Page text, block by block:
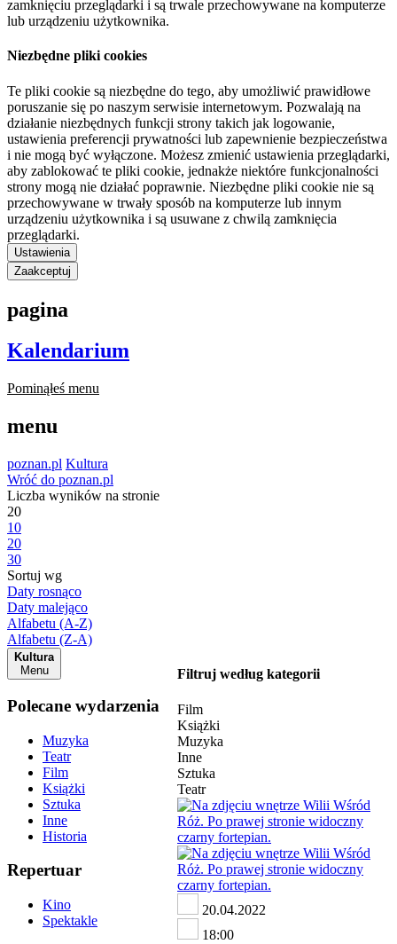
zamknięciu przeglądarki i są trwale przechowywane na komputerze
lub urządzeniu użytkownika.
Niezbędne pliki cookies
Te pliki cookie są niezbędne do tego, aby umożliwić prawidłowe
poruszanie się po naszym serwisie internetowym. Pozwalają na
działanie niezbędnych funkcji strony takich jak logowanie,
ustawienia preferencji prywatności lub zapewnienie bezpieczeństwa
i nie mogą być wyłączone. Możesz zmienić ustawienia przeglądarki,
aby zablokować te pliki cookie, jednakże niektóre funkcjonalności
strony mogą nie działać poprawnie. Niezbędne pliki cookie nie są
przechowywane w trwały sposób na komputerze lub innym
urządzeniu użytkownika i są usuwane z chwilą zamknięcia
przeglądarki.
Ustawienia
Zaakceptuj
pagina
Kalendarium
Pominąłeś menu
menu
poznan.pl Kultura
Wróć do poznan.pl
Liczba wyników na stronie
20
10
20
30
Sortuj wg
Daty rosnąco
Daty malejąco
Alfabetu (A-Z)
Alfabetu (Z-A)
Kultura
Menu
Polecane wydarzenia
Muzyka
Teatr
Film
Książki
Sztuka
Inne
Historia
Repertuar
Kino
Spektakle
Filtruj według kategorii
Film
Książki
Muzyka
Inne
Sztuka
Teatr
20.04.2022
18:00